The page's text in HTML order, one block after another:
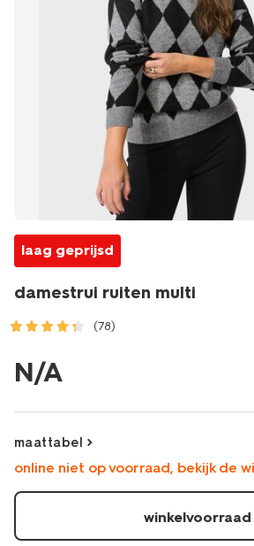
laag geprijsd
damestrui ruiten multi
(78)
ruiten-
multi-
N/A
maattabel
online niet op voorraad, bekijk de
winkelvoorraad